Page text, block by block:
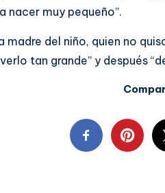
nacer muy pequeño”.
madre del niño, quien no
tan grande” y después